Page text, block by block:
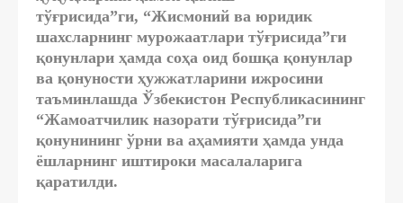
тўғрисида”ги, “Жисмоний ва юридик
шахсларнинг мурожаатлари тўғрисида”ги
қонунлари ҳамда соҳа оид бошқа қонунлар
ва қонуности ҳужжатларини ижросини
таъминлашда Ўзбекистон Республикасининг
“Жамоатчилик назорати тўғрисида”ги
қонунининг ўрни ва аҳамияти ҳамда унда
ёшларнинг иштироки масалаларига
қаратилди.